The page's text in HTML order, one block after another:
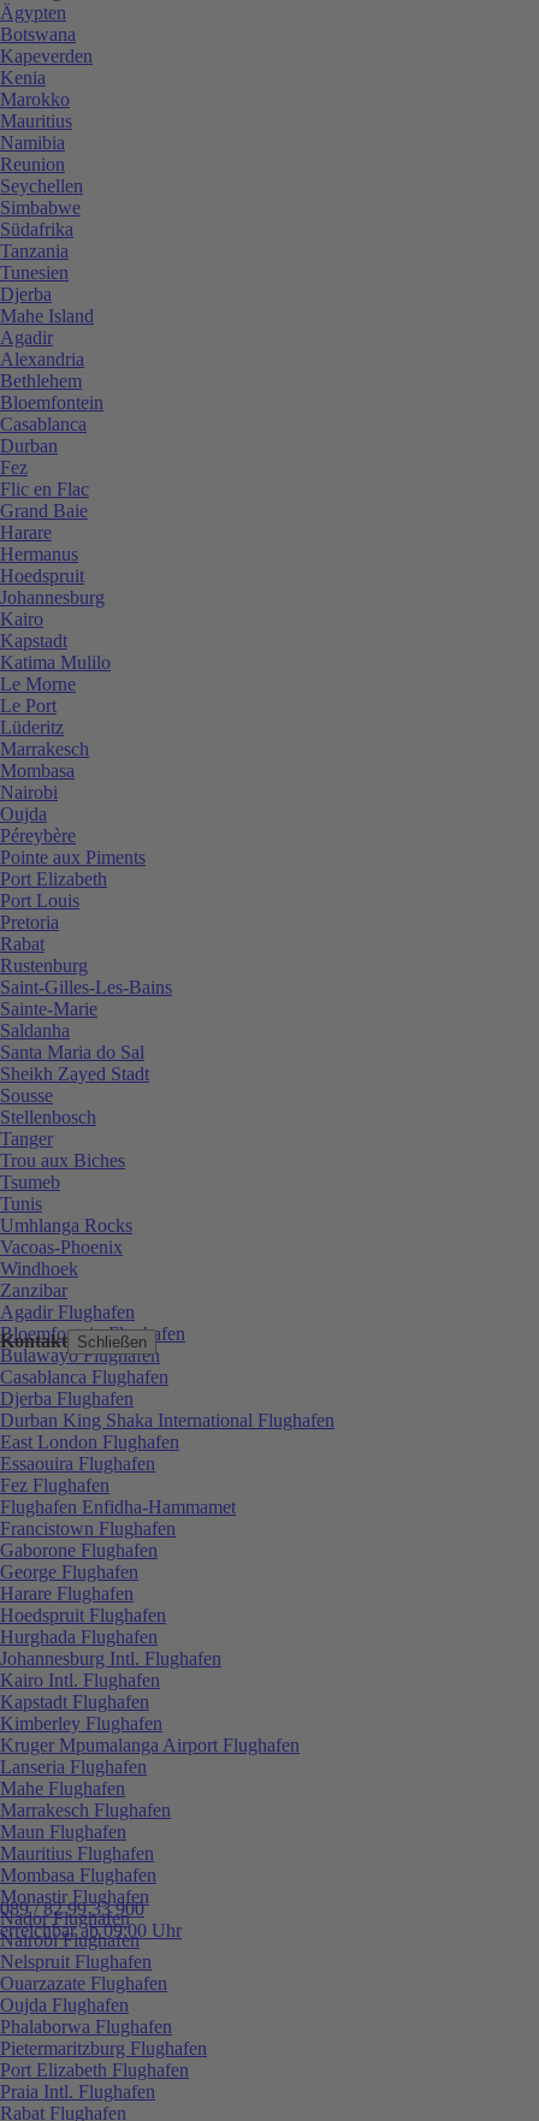
Kontakt Schließen
089 / 82 99 33 900
erreichbar ab 09:00 Uhr
Ägypten
Botswana
Kapeverden
Kenia
Marokko
Mauritius
Namibia
Reunion
Seychellen
Simbabwe
Südafrika
Tanzania
Tunesien
Djerba
Mahe Island
Agadir
Alexandria
Bethlehem
Bloemfontein
Casablanca
Durban
Fez
Flic en Flac
Grand Baie
Harare
Hermanus
Hoedspruit
Johannesburg
Kairo
Kapstadt
Katima Mulilo
Le Morne
Le Port
Lüderitz
Marrakesch
Mombasa
Nairobi
Oujda
Péreybère
Pointe aux Piments
Port Elizabeth
Port Louis
Pretoria
Rabat
Rustenburg
Saint-Gilles-Les-Bains
Sainte-Marie
Saldanha
Santa Maria do Sal
Sheikh Zayed Stadt
Sousse
Stellenbosch
Tanger
Trou aux Biches
Tsumeb
Tunis
Umhlanga Rocks
Vacoas-Phoenix
Windhoek
Zanzibar
Agadir Flughafen
Bloemfontein Flughafen
Bulawayo Flughafen
Casablanca Flughafen
Djerba Flughafen
Durban King Shaka International Flughafen
East London Flughafen
Essaouira Flughafen
Fez Flughafen
Flughafen Enfidha-Hammamet
Francistown Flughafen
Gaborone Flughafen
George Flughafen
Harare Flughafen
Hoedspruit Flughafen
Hurghada Flughafen
Johannesburg Intl. Flughafen
Kairo Intl. Flughafen
Kapstadt Flughafen
Kimberley Flughafen
Kruger Mpumalanga Airport Flughafen
Lanseria Flughafen
Mahe Flughafen
Marrakesch Flughafen
Maun Flughafen
Mauritius Flughafen
Mombasa Flughafen
Monastir Flughafen
Nador Flughafen
Nairobi Flughafen
Nelspruit Flughafen
Ouarzazate Flughafen
Oujda Flughafen
Phalaborwa Flughafen
Pietermaritzburg Flughafen
Port Elizabeth Flughafen
Praia Intl. Flughafen
Rabat Flughafen